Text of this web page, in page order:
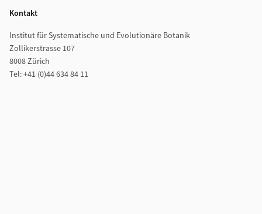
Kontakt
Institut für Systematische und Evolutionäre Botanik
Zollikerstrasse 107
8008 Zürich
Tel: +41 (0)44 634 84 11